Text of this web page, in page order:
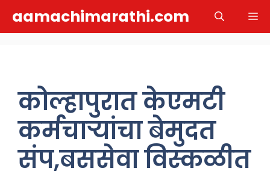
aamachimarathi.com
कोल्हापुरात केएमटी
कर्मचाऱ्यांचा बेमुदत
संप,बससेवा विस्कळीत